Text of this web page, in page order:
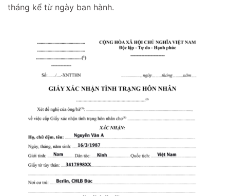
tháng kể từ ngày ban hành.